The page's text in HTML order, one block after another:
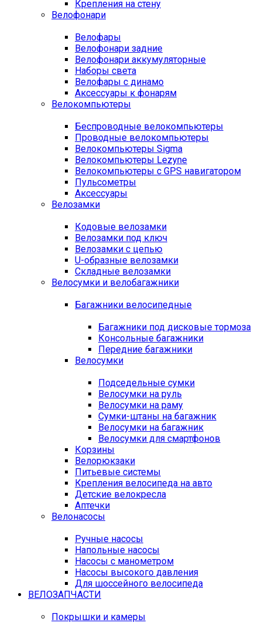
Крепления на стену
Велофонари
Велофары
Велофонари задние
Велофонари аккумуляторные
Наборы света
Велофары с динамо
Аксессуары к фонарям
Велокомпьютеры
Беспроводные велокомпьютеры
Проводные велокомпьютеры
Велокомпьютеры Sigma
Велокомпьютеры Lezyne
Велокомпьютеры с GPS навигатором
Пульсометры
Аксессуары
Велозамки
Кодовые велозамки
Велозамки под ключ
Велозамки с цепью
U-образные велозамки
Складные велозамки
Велосумки и велобагажники
Багажники велосипедные
Багажники под дисковые тормоза
Консольные багажники
Передние багажники
Велосумки
Подседельные сумки
Велосумки на руль
Велосумки на раму
Сумки-штаны на багажник
Велосумки на багажник
Велосумки для смартфонов
Корзины
Велорюкзаки
Питьевые системы
Крепления велосипеда на авто
Детские велокресла
Аптечки
Велонасосы
Ручные насосы
Напольные насосы
Насосы с манометром
Насосы высокого давления
Для шоссейного велосипеда
ВЕЛОЗАПЧАСТИ
Покрышки и камеры